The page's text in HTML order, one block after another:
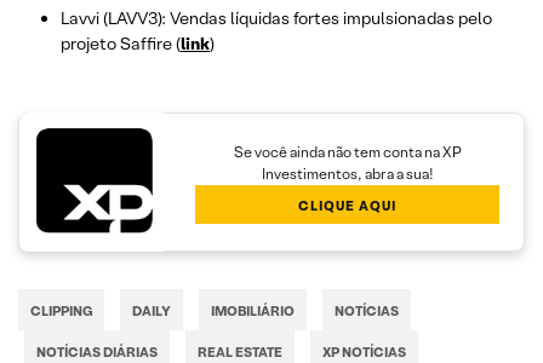
Lavvi (LAVV3): Vendas líquidas fortes impulsionadas pelo
projeto Saffire (link)
Se você ainda não tem conta na XP
Investimentos, abra a sua!
CLIQUE AQUI
CLIPPING DAILY IMOBILIÁRIO NOTÍCIAS
NOTÍCIAS DIÁRIAS REAL ESTATE XP NOTÍCIAS